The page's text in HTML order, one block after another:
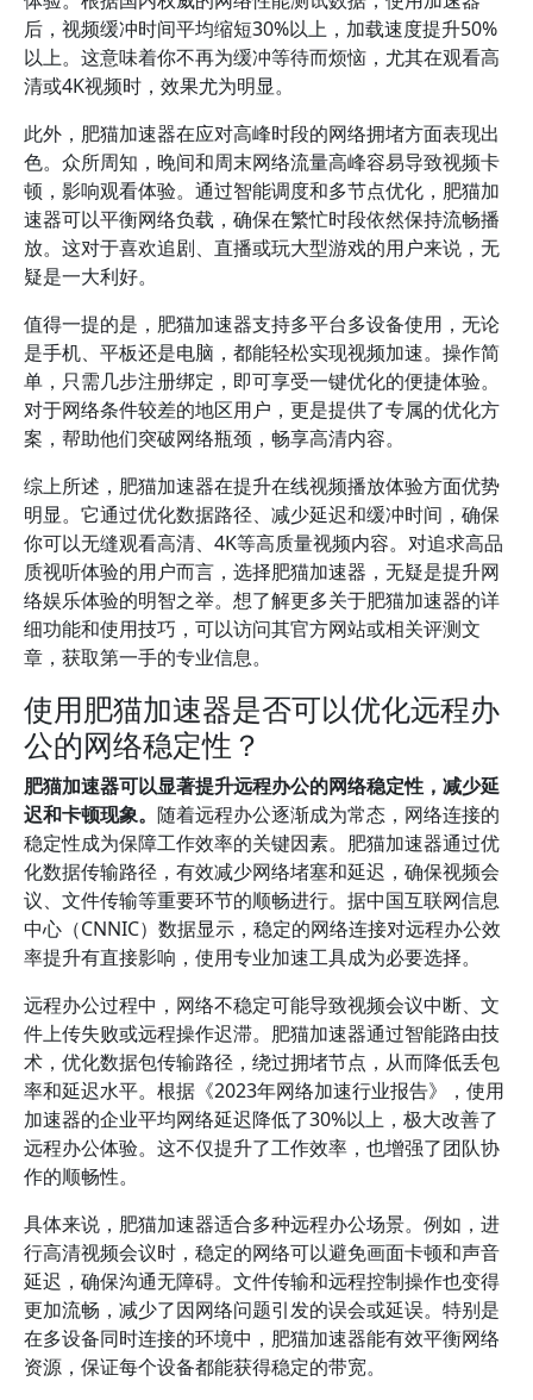
后，视频缓冲时间平均缩短30%以上，加载速度提升50%
以上。这意味着你不再为缓冲等待而烦恼，尤其在观看高
清或4K视频时，效果尤为明显。
此外，肥猫加速器在应对高峰时段的网络拥堵方面表现出
色。众所周知，晚间和周末网络流量高峰容易导致视频卡
顿，影响观看体验。通过智能调度和多节点优化，肥猫加
速器可以平衡网络负载，确保在繁忙时段依然保持流畅播
放。这对于喜欢追剧、直播或玩大型游戏的用户来说，无
疑是一大利好。
值得一提的是，肥猫加速器支持多平台多设备使用，无论
是手机、平板还是电脑，都能轻松实现视频加速。操作简
单，只需几步注册绑定，即可享受一键优化的便捷体验。
对于网络条件较差的地区用户，更是提供了专属的优化方
案，帮助他们突破网络瓶颈，畅享高清内容。
综上所述，肥猫加速器在提升在线视频播放体验方面优势
明显。它通过优化数据路径、减少延迟和缓冲时间，确保
你可以无缝观看高清、4K等高质量视频内容。对追求高品
质视听体验的用户而言，选择肥猫加速器，无疑是提升网
络娱乐体验的明智之举。想了解更多关于肥猫加速器的详
细功能和使用技巧，可以访问其官方网站或相关评测文
章，获取第一手的专业信息。
使用肥猫加速器是否可以优化远程办
公的网络稳定性？
肥猫加速器可以显著提升远程办公的网络稳定性，减少延
迟和卡顿现象。 随着远程办公逐渐成为常态，网络连接的
稳定性成为保障工作效率的关键因素。肥猫加速器通过优
化数据传输路径，有效减少网络堵塞和延迟，确保视频会
议、文件传输等重要环节的顺畅进行。据中国互联网信息
中心（CNNIC）数据显示，稳定的网络连接对远程办公效
率提升有直接影响，使用专业加速工具成为必要选择。
远程办公过程中，网络不稳定可能导致视频会议中断、文
件上传失败或远程操作迟滞。肥猫加速器通过智能路由技
术，优化数据包传输路径，绕过拥堵节点，从而降低丢包
率和延迟水平。根据《2023年网络加速行业报告》，使用
加速器的企业平均网络延迟降低了30%以上，极大改善了
远程办公体验。这不仅提升了工作效率，也增强了团队协
作的顺畅性。
具体来说，肥猫加速器适合多种远程办公场景。例如，进
行高清视频会议时，稳定的网络可以避免画面卡顿和声音
延迟，确保沟通无障碍。文件传输和远程控制操作也变得
更加流畅，减少了因网络问题引发的误会或延误。特别是
在多设备同时连接的环境中，肥猫加速器能有效平衡网络
资源，保证每个设备都能获得稳定的带宽。